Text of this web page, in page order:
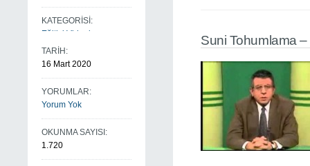
KATEGORİSİ:
Eğitici Videolarım
TARİH:
16 Mart 2020
YORUMLAR:
Yorum Yok
OKUNMA SAYISI:
1.720
Suni Tohumlama